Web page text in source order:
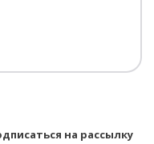
на рассылку